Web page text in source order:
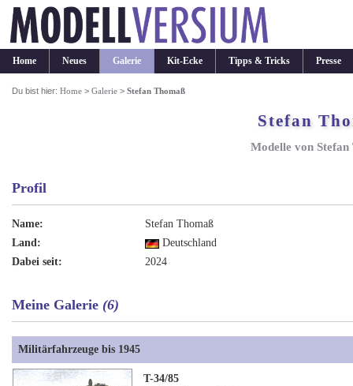
Home Neues Galerie Kit-Ecke Tipps & Tricks Presse
Du bist hier:Home >Galerie >Stefan Thomaß
Stefan
Modelle von Stefan
Profil
Name:
Stefan Thomaß
Land:
Deutschland
Dabei seit:
2024
Meine Galerie (6)
Militärfahrzeuge bis 1945
T-34/85